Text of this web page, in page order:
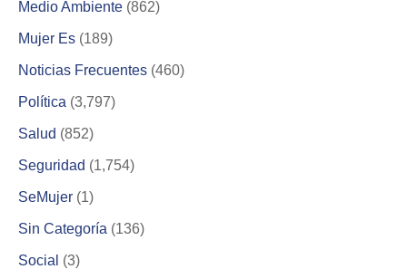
Medio Ambiente (862)
Mujer Es (189)
Noticias Frecuentes (460)
Política (3,797)
Salud (852)
Seguridad (1,754)
SeMujer (1)
Sin Categoría (136)
Social (3)